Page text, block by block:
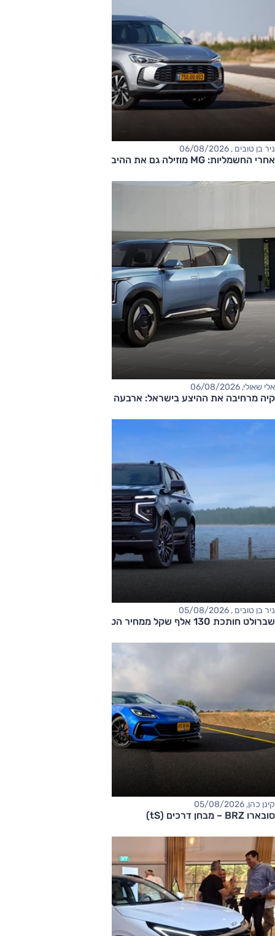
ניר בן טובים , 06/08/2026
אחרי החשמליות: MG מוזילה גם את ההיברידיות
אלי שאולי, 06/08/2026
קיה מרחיבה את ההיצע בישראל: ארבעה דגמים חדשים בדרך
ניר בן טובים , 05/08/2026
שברולט חותכת 130 אלף שקל ממחיר הטאהו
קינן כהן, 05/08/2026
סובארו BRZ – מבחן דרכים (tS)